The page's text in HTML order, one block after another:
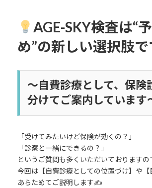
AGE-SKY検査は“
め”の新しい選択肢で
〜自費診療として、保険
分けてご案内しています
「受けてみたいけど保険が効くの？」
「診察と一緒にできるの？」
というご質問も多くいただいておりますの
今回は【自費診療としての位置づけ】や【
あらためてご説明します✍️